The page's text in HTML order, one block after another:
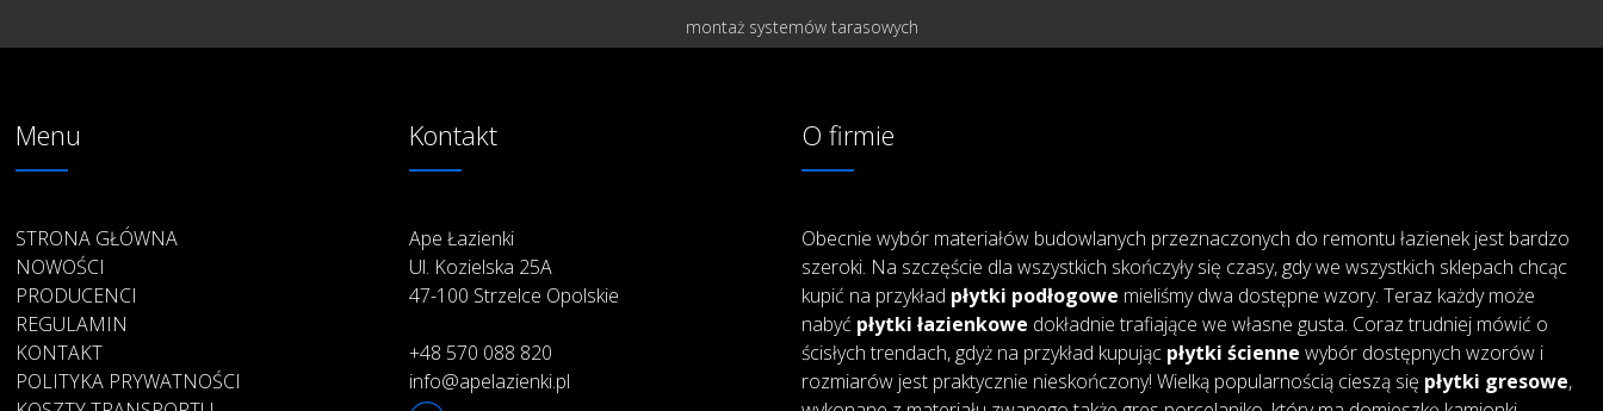
montaż systemów tarasowych
Menu
STRONA GŁÓWNA
NOWOŚCI
PRODUCENCI
REGULAMIN
KONTAKT
POLITYKA PRYWATNOŚCI
Kontakt
Ape Łazienki
Ul. Kozielska 25A
47-100 Strzelce Opolskie
+48 570 088 820
info@apelazienki.pl
O firmie
Obecnie wybór materiałów budowlanych przeznaczonych do remontu łazienek jest bardzo
szeroki. Na szczęście dla wszystkich skończyły się czasy, gdy we wszystkich sklepach chcąc
kupić na przykład płytki podłogowe mieliśmy dwa dostępne wzory. Teraz każdy może
nabyć płytki łazienkowe dokładnie trafiające we własne gusta. Coraz trudniej mówić o
ścisłych trendach, gdyż na przykład kupując płytki ścienne wybór dostępnych wzorów i
rozmiarów jest praktycznie nieskończony! Wielką popularnością cieszą się płytki gresowe,